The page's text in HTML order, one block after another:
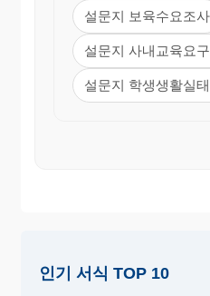
① 1~4회
② 5~8회
18.귀하께서는 2004년
서 옮기고싶은 서비스는
① 그대로 사용한다.
②
설문지 보육수요조사
설문지 사내교육요
설문지 학생생활실
인기 서식 TOP 10